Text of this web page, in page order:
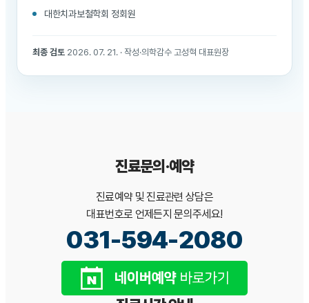
대한치과보철학회 정회원
최종 검토 2026. 07. 21. · 작성·의학감수 고성혁 대표원장
진료문의·예약
진료예약 및 진료관련 상담은
대표번호로 언제든지 문의주세요!
031-594-2080